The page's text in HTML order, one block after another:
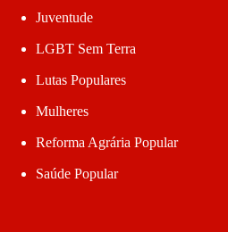
Juventude
LGBT Sem Terra
Lutas Populares
Mulheres
Reforma Agrária Popular
Saúde Popular